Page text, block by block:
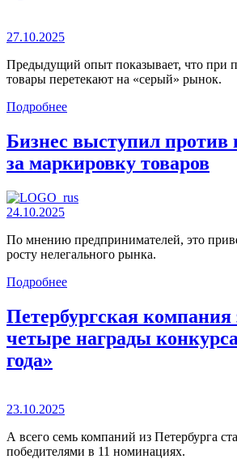
27.10.2025
Предыдущий опыт показывает, что при
товары перетекают на «серый» рынок.
Подробнее
Бизнес выступил
за маркировку товаров
24.10.2025
По мнению предпринимателей, это
росту нелегального рынка.
Подробнее
Петербургская компания
четыре награды
года»
23.10.2025
А всего семь компаний из Петербурга
победителями в 11 номинациях.